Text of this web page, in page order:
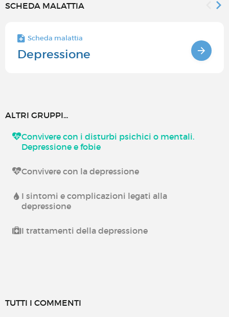
SCHEDA MALATTIA
Scheda malattia
Depressione
ALTRI GRUPPI...
Convivere con i disturbi psichici o mentali.
Depressione e fobie
Convivere con la depressione
I sintomi e complicazioni legati alla
depressione
I trattamenti della depressione
TUTTI I COMMENTI